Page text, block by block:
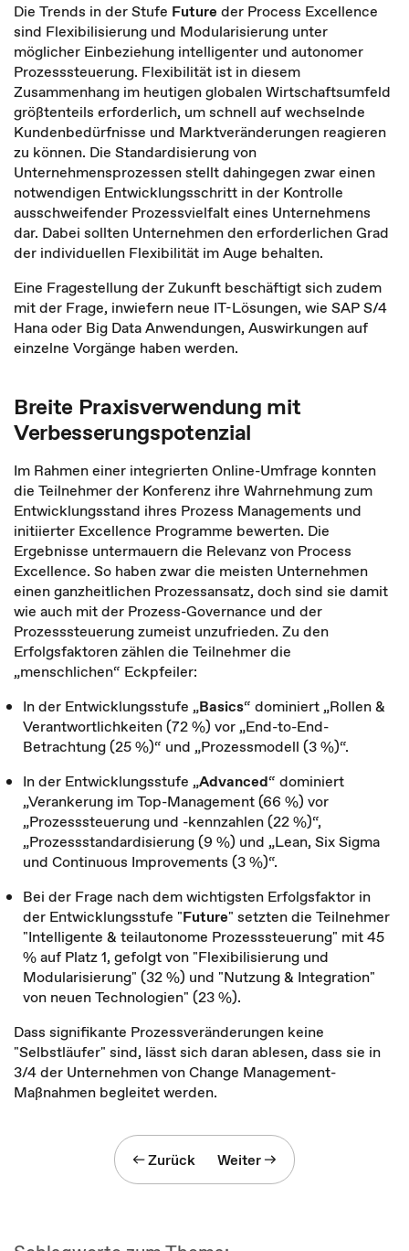
Die Trends in der Stufe Future der Process Excellence
sind Flexibilisierung und Modularisierung unter
möglicher Einbeziehung intelligenter und autonomer
Prozesssteuerung. Flexibilität ist in diesem
Zusammenhang im heutigen globalen Wirtschaftsumfeld
größtenteils erforderlich, um schnell auf wechselnde
Kundenbedürfnisse und Marktveränderungen reagieren
zu können. Die Standardisierung von
Unternehmensprozessen stellt dahingegen zwar einen
notwendigen Entwicklungsschritt in der Kontrolle
ausschweifender Prozessvielfalt eines Unternehmens
dar. Dabei sollten Unternehmen den erforderlichen Grad
der individuellen Flexibilität im Auge behalten.
Eine Fragestellung der Zukunft beschäftigt sich zudem
mit der Frage, inwiefern neue IT-Lösungen, wie SAP S/4
Hana oder Big Data Anwendungen, Auswirkungen auf
einzelne Vorgänge haben werden.
Breite Praxisverwendung mit
Verbesserungspotenzial
Im Rahmen einer integrierten Online-Umfrage konnten
die Teilnehmer der Konferenz ihre Wahrnehmung zum
Entwicklungsstand ihres Prozess Managements und
initiierter Excellence Programme bewerten. Die
Ergebnisse untermauern die Relevanz von Process
Excellence. So haben zwar die meisten Unternehmen
einen ganzheitlichen Prozessansatz, doch sind sie damit
wie auch mit der Prozess-Governance und der
Prozesssteuerung zumeist unzufrieden. Zu den
Erfolgsfaktoren zählen die Teilnehmer die
„menschlichen“ Eckpfeiler:
In der Entwicklungsstufe „Basics“ dominiert „Rollen &
Verantwortlichkeiten (72 %) vor „End-to-End-
Betrachtung (25 %)“ und „Prozessmodell (3 %)“.
In der Entwicklungsstufe „Advanced“ dominiert
„Verankerung im Top-Management (66 %) vor
„Prozesssteuerung und -kennzahlen (22 %)“,
„Prozessstandardisierung (9 %) und „Lean, Six Sigma
und Continuous Improvements (3 %)“.
Bei der Frage nach dem wichtigsten Erfolgsfaktor in
der Entwicklungsstufe "Future" setzten die Teilnehmer
"Intelligente & teilautonome Prozesssteuerung" mit 45
% auf Platz 1, gefolgt von "Flexibilisierung und
Modularisierung" (32 %) und "Nutzung & Integration"
von neuen Technologien" (23 %).
Dass signifikante Prozessveränderungen keine
"Selbstläufer" sind, lässt sich daran ablesen, dass sie in
3/4 der Unternehmen von Change Management-
Maßnahmen begleitet werden.
Zurück Weiter